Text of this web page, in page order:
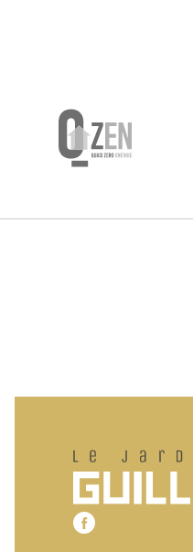
Pied de pageLe jardin des Guillemins
Notre page Facebook